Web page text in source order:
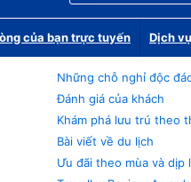
của bạn trực tuyến Dịch
Những chỗ nghỉ độc
Đánh giá của khách
Khám phá lưu trú theo
Bài viết về du lịch
Ưu đãi theo mùa và dịp